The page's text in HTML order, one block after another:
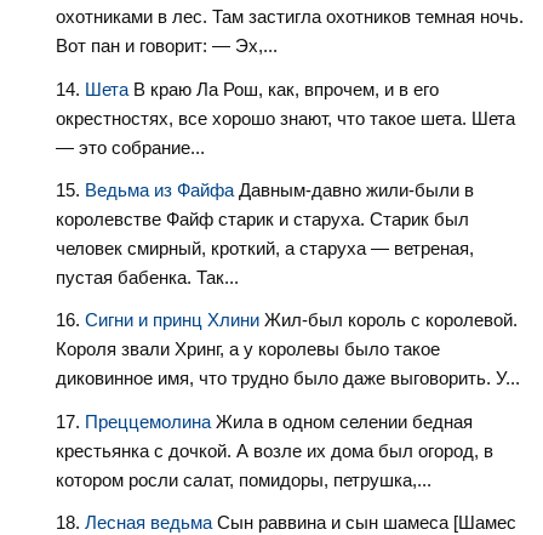
охотниками в лес. Там застигла охотников темная ночь.
Вот пан и говорит: — Эх,...
Шета В краю Ла Рош, как, впрочем, и в его
окрестностях, все хорошо знают, что такое шета. Шета
— это собрание...
Ведьма из Файфа Давным-давно жили-были в
королевстве Файф старик и старуха. Старик был
человек смирный, кроткий, а старуха — ветреная,
пустая бабенка. Так...
Сигни и принц Хлини Жил-был король с королевой.
Короля звали Хринг, а у королевы было такое
диковинное имя, что трудно было даже выговорить. У...
Преццемолина Жила в одном селении бедная
крестьянка с дочкой. А возле их дома был огород, в
котором росли салат, помидоры, петрушка,...
Лесная ведьма Сын раввина и сын шамеса [Шамес